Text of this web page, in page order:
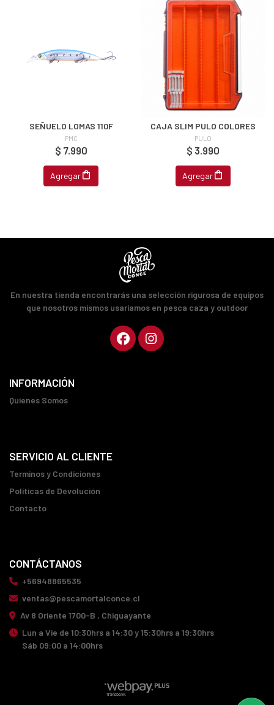
SEÑUELO LOMAS 110F
PMC
$ 7.990
Agregar
CAJA SLIM PULO COLORES
PULO
$ 3.990
Agregar
En nuestra tienda encontrarás una selección rigurosa de equipos
que nosotros mismos usaríamos en pesca caza y outdoor
INFORMACIÓN
Quienes Somos
SERVICIO AL CLIENTE
Terminos y Condiciones
Políticas de Devolución
Contacto
CONTÁCTANOS
+56948865535
ventas@pescamortalconce.cl
Av 8 Oriente 1700-B , Chiguayante
Lun a Vie de 10:30hrs a 14:30 y 15:30hrs a 19:30hrs
Sáb 09:00 a 14:00hrs